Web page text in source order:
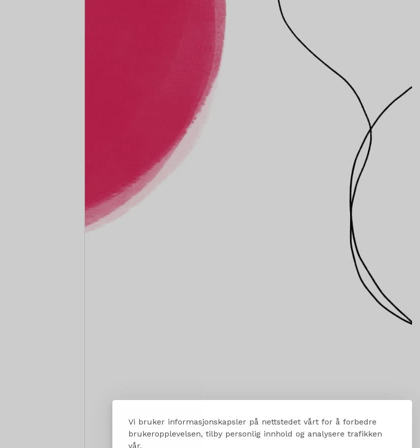
Vi bruker informasjonskapsler på nettstedet vårt for å forbedre
brukeropplevelsen, tilby personlig innhold og analysere trafikken
vår.